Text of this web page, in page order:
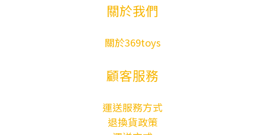
關於我們
關於369toys
顧客服務
運送服務方式
退換貨政策